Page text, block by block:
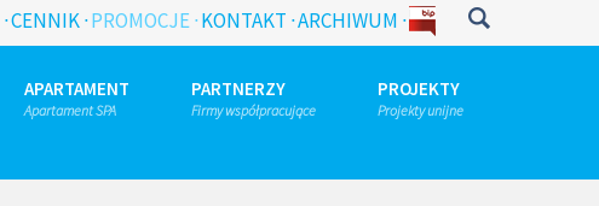
CENNIK PROMOCJE KONTAKT ARCHIWUM
APARTAMENT
Apartament SPA
PARTNERZY
Firmy współpracujące
PROJEKTY
Projekty unijne